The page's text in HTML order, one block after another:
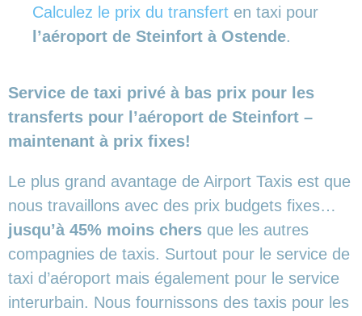
Calculez le prix du transfert en taxi pour
l’aéroport de Steinfort à Ostende.
Service de taxi privé à bas prix pour les
transferts pour l’aéroport de Steinfort –
maintenant à prix fixes!
Le plus grand avantage de Airport Taxis est que
nous travaillons avec des prix budgets fixes…
jusqu’à 45% moins chers que les autres
compagnies de taxis. Surtout pour le service de
taxi d’aéroport mais également pour le service
interurbain. Nous fournissons des taxis pour les